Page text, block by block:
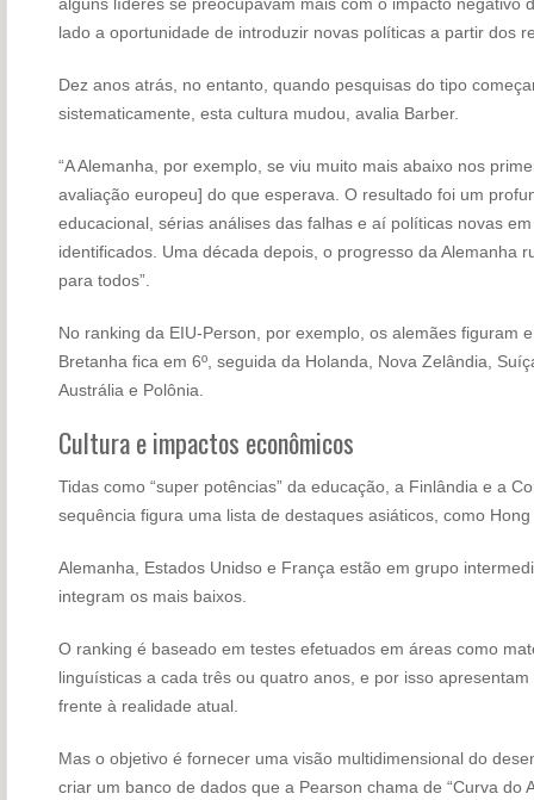
lado a oportunidade de introduzir novas políticas a partir dos
Dez anos atrás, no entanto, quando pesquisas do tipo
sistematicamente, esta cultura mudou, avalia Barber.
“A Alemanha, por exemplo, se viu muito mais abaixo nos
avaliação europeu] do que esperava. O resultado foi um
educacional, sérias análises das falhas e aí políticas novas
identificados. Uma década depois, o progresso da Alemanha
para todos”.
No ranking da EIU-Person, por exemplo, os alemães figuram
Bretanha fica em 6º, seguida da Holanda, Nova Zelândia,
Austrália e Polônia.
Cultura e impactos econômicos
Tidas como “super potências” da educação, a Finlândia e a
sequência figura uma lista de destaques asiáticos, como
Alemanha, Estados Unidso e França estão em grupo
integram os mais baixos.
O ranking é baseado em testes efetuados em áreas como
linguísticas a cada três ou quatro anos, e por isso
frente à realidade atual.
Mas o objetivo é fornecer uma visão multidimensional do
criar um banco de dados que a Pearson chama de “Curva do